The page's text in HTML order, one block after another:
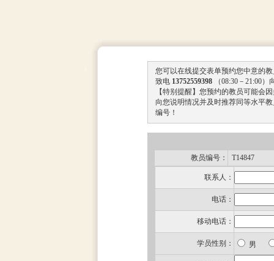
您可以在线提交表单预约您中意的
致电 13752559398
（08:30－21:00
【特别提醒】您预约的教员可能会
向您说明情况并及时推荐同等水平
编号！
教员编号： T14847
联系人：
电话：
移动电话：
学员性别： 男